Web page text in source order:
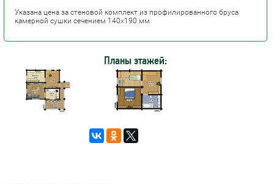
Указана цена за стеновой комплект из профилированного бруса
камерной сушки сечением 140х190 мм
Планы этажей: